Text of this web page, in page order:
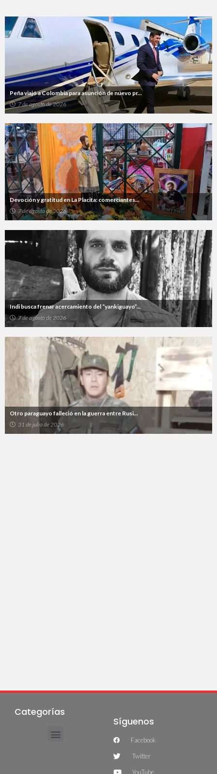
Peña viajó a Colombia para asunción de nuevo pr...
7 de agosto de 2026
Devoción y gratitud en La Placita: comerciantes...
7 de agosto de 2026
Indi busca frenar acercamiento del “yankiguayo”...
7 de agosto de 2026
Otro paraguayo falleció en la guerra entre Rusi...
31 de julio de 2026
Categorías
Síguenos
Facebook
Twitter
YouTube